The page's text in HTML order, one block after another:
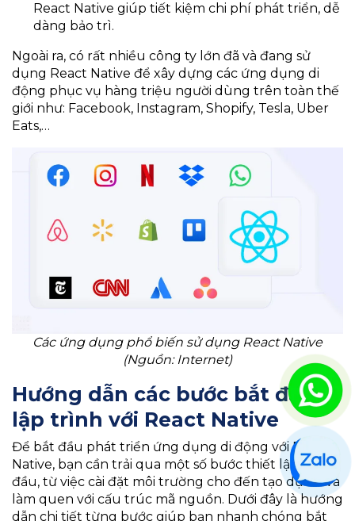
React Native giúp tiết kiệm chi phí phát triển, dễ
dàng bảo trì.
Ngoài ra, có rất nhiều công ty lớn đã và đang sử
dụng React Native để xây dựng các ứng dụng di
động phục vụ hàng triệu người dùng trên toàn thế
giới như: Facebook, Instagram, Shopify, Tesla, Uber
Eats,…
Các ứng dụng phổ biến sử dụng React Native
(Nguồn: Internet)
Hướng dẫn các bước bắt đầu
lập trình với React Native
Để bắt đầu phát triển ứng dụng di động với React
Native, bạn cần trải qua một số bước thiết lập ban
đầu, từ việc cài đặt môi trường cho đến tạo dự án và
làm quen với cấu trúc mã nguồn. Dưới đây là hướng
dẫn chi tiết từng bước giúp bạn nhanh chóng bắt